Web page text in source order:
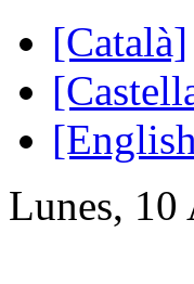
[Català]
Lunes, 10